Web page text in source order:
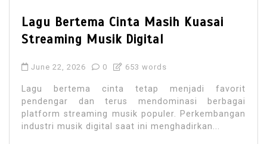
Lagu Bertema Cinta Masih Kuasai
Streaming Musik Digital
June 22, 2026 0 653 words
Lagu bertema cinta tetap menjadi favorit
pendengar dan terus mendominasi berbagai
platform streaming musik populer. Perkembangan
industri musik digital saat ini menghadirkan...